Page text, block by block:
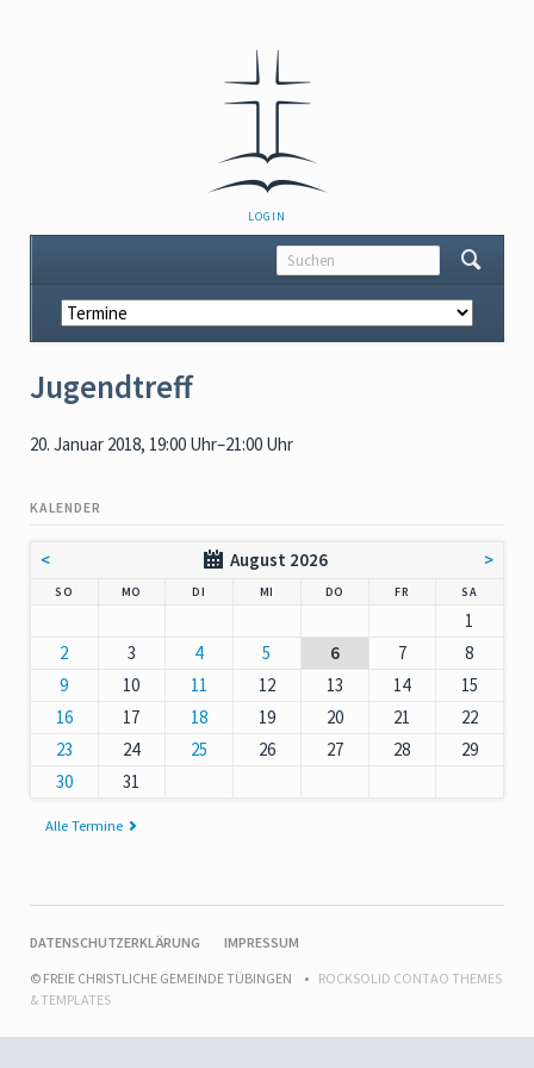
NAVIGATION
ÜBERSPRINGEN
LOGIN
Navigation
überspringen
Jugendtreff
20. Januar 2018, 19:00 Uhr–21:00 Uhr
KALENDER
< August 2026 >
SO MO DI MI DO NNERSTAG
FR SAMSTAG
1
2
3 4 5 6 7
8
9
10 11 12 13 14
15
16
17 18 19 20 21
22
23
24 25 26 27 28
29
30
31
Alle Termine
NAVIGATION
DATENSCHUTZERKLÄRUNG
IMPRESSUM
© FREIE CHRISTLICHE GEMEINDE TÜBINGEN
ROCKSOLID CONTAO THEMES
& TEMPLATES